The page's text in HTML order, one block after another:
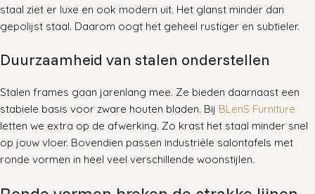
staal ziet er luxe en ook modern uit. Het glanst minder dan
gepolijst staal. Daarom oogt het geheel rustiger en subtieler.
Duurzaamheid van stalen onderstellen
Stalen frames gaan jarenlang mee. Ze bieden daarnaast een
stabiele basis voor zware houten bladen. Bij BLenS Furniture
letten we extra op de afwerking. Zo krast het staal minder snel
op jouw vloer. Bovendien passen industriële salontafels met
ronde vormen in heel veel verschillende woonstijlen.